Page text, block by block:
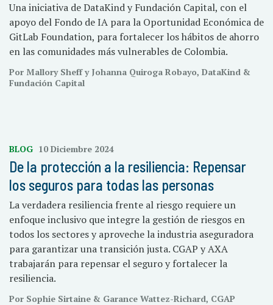
Una iniciativa de DataKind y Fundación Capital, con el
apoyo del Fondo de IA para la Oportunidad Económica de
GitLab Foundation, para fortalecer los hábitos de ahorro
en las comunidades más vulnerables de Colombia.
Por Mallory Sheff y Johanna Quiroga Robayo, DataKind &
Fundación Capital
BLOG 10 Diciembre 2024
De la protección a la resiliencia: Repensar
los seguros para todas las personas
La verdadera resiliencia frente al riesgo requiere un
enfoque inclusivo que integre la gestión de riesgos en
todos los sectores y aproveche la industria aseguradora
para garantizar una transición justa. CGAP y AXA
trabajarán para repensar el seguro y fortalecer la
resiliencia.
Por Sophie Sirtaine & Garance Wattez-Richard, CGAP